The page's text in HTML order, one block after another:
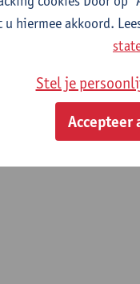
u hiermee akkoord.
Stel je
Accepteer